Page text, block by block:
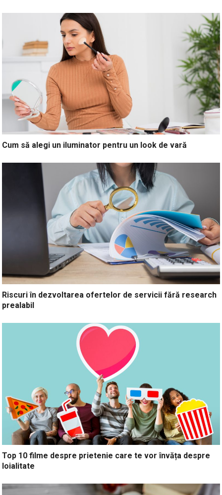
Cum să alegi un iluminator pentru un look de vară
Riscuri în dezvoltarea ofertelor de servicii fără research
prealabil
Top 10 filme despre prietenie care te vor învăța despre
loialitate